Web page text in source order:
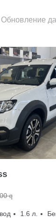
Обновление
q
1.6 л.